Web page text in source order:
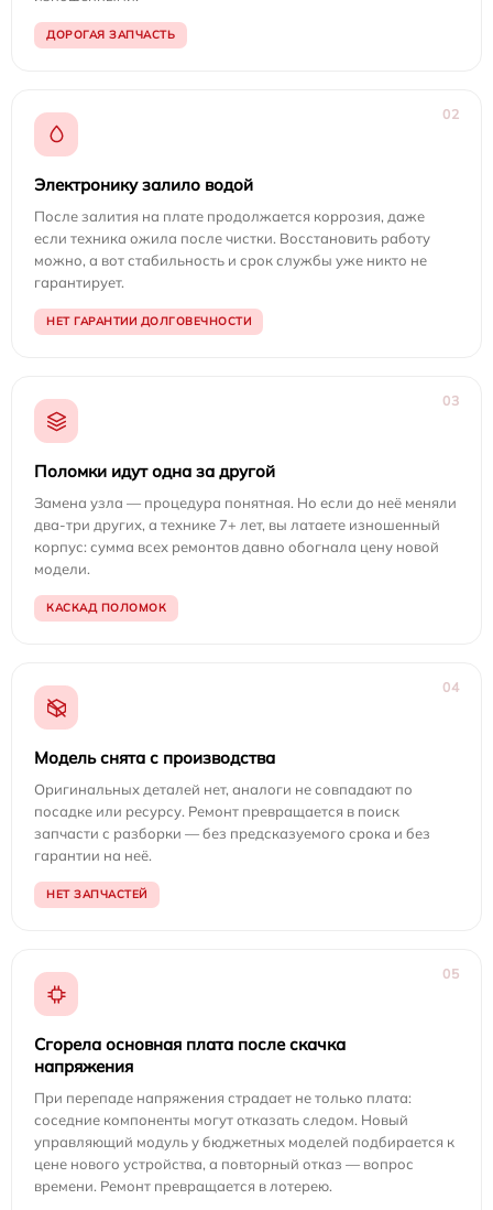
ДОРОГАЯ ЗАПЧАСТЬ
02
Электронику залило водой
После залития на плате продолжается коррозия, даже
если техника ожила после чистки. Восстановить работу
можно, а вот стабильность и срок службы уже никто не
гарантирует.
НЕТ ГАРАНТИИ ДОЛГОВЕЧНОСТИ
03
Поломки идут одна за другой
Замена узла — процедура понятная. Но если до неё меняли
два-три других, а технике 7+ лет, вы латаете изношенный
корпус: сумма всех ремонтов давно обогнала цену новой
модели.
КАСКАД ПОЛОМОК
04
Модель снята с производства
Оригинальных деталей нет, аналоги не совпадают по
посадке или ресурсу. Ремонт превращается в поиск
запчасти с разборки — без предсказуемого срока и без
гарантии на неё.
НЕТ ЗАПЧАСТЕЙ
05
Сгорела основная плата после скачка
напряжения
При перепаде напряжения страдает не только плата:
соседние компоненты могут отказать следом. Новый
управляющий модуль у бюджетных моделей подбирается к
цене нового устройства, а повторный отказ — вопрос
времени. Ремонт превращается в лотерею.